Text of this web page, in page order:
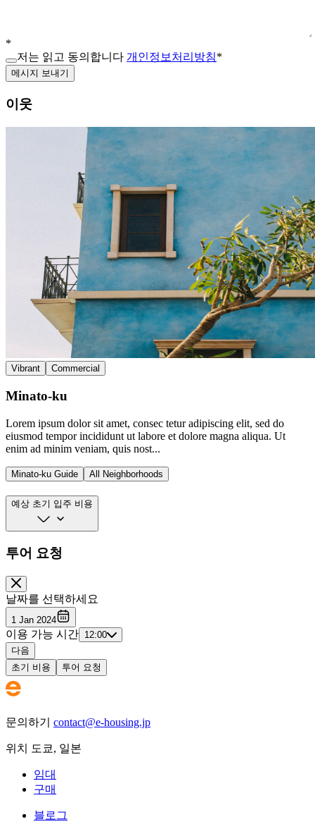
*
저는 읽고 동의합니다 개인정보처리방침*
메시지 보내기
이웃
Vibrant Commercial
Minato-ku
Lorem ipsum dolor sit amet, consec tetur adipiscing elit, sed do
eiusmod tempor incididunt ut labore et dolore magna aliqua. Ut
enim ad minim veniam, quis nost...
Minato-ku Guide All Neighborhoods
예상 초기 입주 비용
투어 요청
날짜를 선택하세요
1 Jan 2024
이용 가능 시간 12:00
다음
초기 비용
투어 요청
문의하기 contact@e-housing.jp
위치 도쿄, 일본
임대
구매
블로그